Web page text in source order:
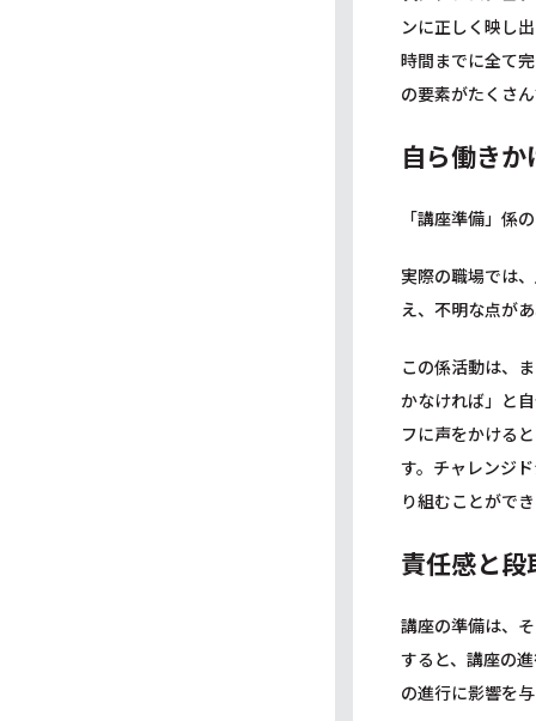
ンに正しく映し
時間までに全て
の要素がたくさ
自ら働き
「講座準備」係
実際の職場では
え、不明な点が
この係活動は、
かなければ」と
フに声をかける
す。チャレンジ
り組むことがで
責任感と
講座の準備は、
すると、講座の
の進行に影響を